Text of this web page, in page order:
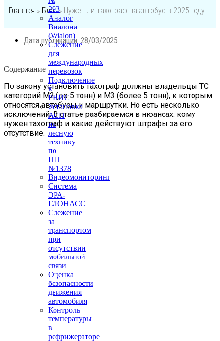
293
Аналог
Виалона
(Wialon)
Слежение
для
международных
перевозок
Подключение
к
РНИС
Установка
АСН
на
лесную
технику
по
ПП
№1378
Видеомониторинг
Система
ЭРА-
ГЛОНАСС
Слежение
за
транспортом
при
отсутствии
мобильной
связи
Оценка
безопасности
движения
автомобиля
Контроль
температуры
в
рефрижераторе
Главная » Блог» Нужен ли тахограф на автобус в 2025 году
Дата публикации: 28/03/2025
Содержание
По закону установить тахограф должны владельцы ТС
категорий М2 (до 5 тонн) и М3 (более 5 тонн), к которым
относятся автобусы и маршрутки. Но есть несколько
исключений. В статье разбираемся в нюансах: кому
нужен тахограф и какие действуют штрафы за его
отсутствие.